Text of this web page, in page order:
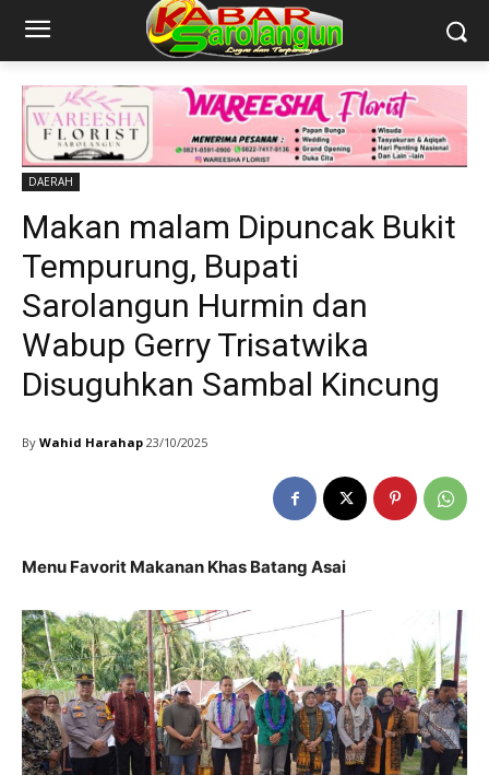
DAERAH
Makan malam Dipuncak Bukit
Tempurung, Bupati
Sarolangun Hurmin dan
Wabup Gerry Trisatwika
Disuguhkan Sambal Kincung
By Wahid Harahap 23/10/2025
Menu Favorit Makanan Khas Batang Asai